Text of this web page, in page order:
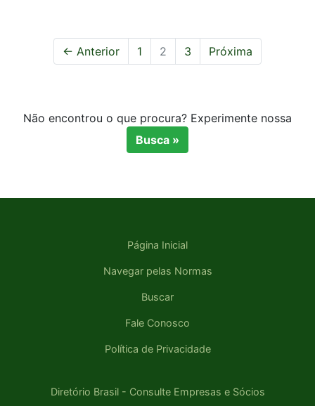
← Anterior 1 2 3 Próxima
Não encontrou o que procura? Experimente nossa
Busca »
Página Inicial
Navegar pelas Normas
Buscar
Fale Conosco
Política de Privacidade
Diretório Brasil - Consulte Empresas e Sócios